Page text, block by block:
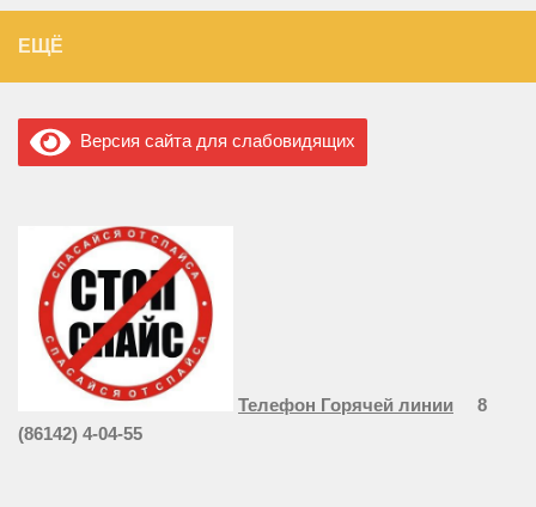
ЕЩЁ
Версия сайта для слабовидящих
Телефон Горячей линии
8
(86142) 4-04-55